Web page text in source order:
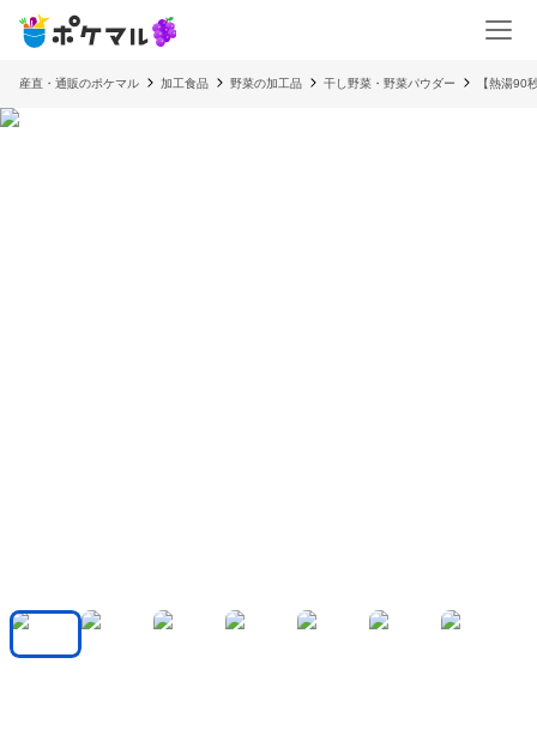
産直・通販のポケマル 加工食品 野菜の加工品 干し野菜・野菜パウダー 【熱湯90